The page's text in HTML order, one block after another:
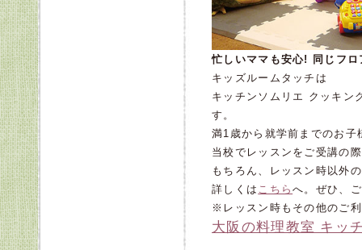
忙しいママも安心! 同じフ
キッズルームタッチは
キッチンソムリエ クッキン
す。
満1歳から就学前までのお
当校でレッスンをご受講の
もちろん、レッスン時以外
詳しくは こちらへ。ぜひ、
※レッスン時もその他のご
大阪の料理教室 キッ